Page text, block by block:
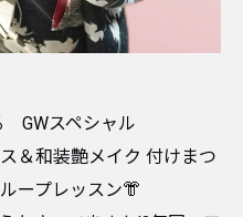
GWスペシャル
＆和装艶メイク 付けまつ
ープレッスン👘